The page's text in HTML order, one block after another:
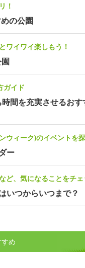
！
の公園
ワイワイ楽しもう！
ガイド
間を充実させるおす
ウィーク)のイベントを
ー
ど、気になることをチェ
いつからいつまで？
め